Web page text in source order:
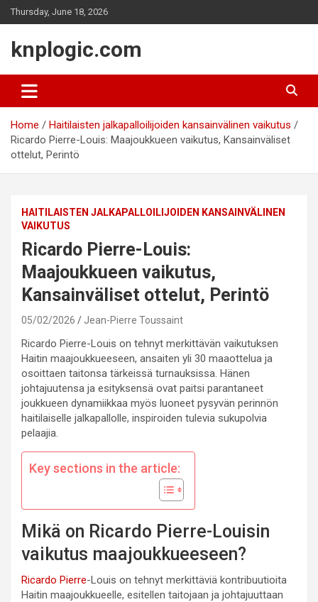
Skip
to
Thursday, June 18, 2026
knplogic.com
Home
Haitilaisten jalkapalloilijoiden kansainvälinen vaikutus
Ricardo Pierre-Louis: Maajoukkueen vaikutus, Kansainväliset
ottelut, Perintö
HAITILAISTEN JALKAPALLOILIJOIDEN KANSAINVÄLINEN
VAIKUTUS
Ricardo Pierre-Louis:
Maajoukkueen vaikutus,
Kansainväliset ottelut, Perintö
05/02/2026 Jean-Pierre Toussaint
Ricardo Pierre-Louis on tehnyt merkittävän vaikutuksen
Haitin maajoukkueeseen, ansaiten yli 30 maaottelua ja
osoittaen taitonsa tärkeissä turnauksissa. Hänen
johtajuutensa ja esityksensä ovat paitsi parantaneet
joukkueen dynamiikkaa myös luoneet pysyvän perinnön
haitilaiselle jalkapallolle, inspiroiden tulevia sukupolvia
pelaajia.
Key sections in the article:
Mikä on Ricardo Pierre-Louisin
vaikutus maajoukkueeseen?
Ricardo Pierre-Louis on tehnyt merkittäviä kontribuutioita
Haitin maajoukkueelle, esitellen taitojaan ja johtajuuttaan